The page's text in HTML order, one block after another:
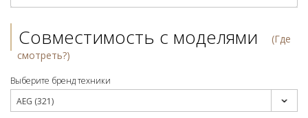
Совместимость с моделями
(Где
смотреть?)
Выберите бренд техники
AEG (321)